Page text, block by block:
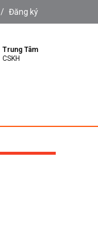
/ Đăng ký
Trung Tâm
CSKH